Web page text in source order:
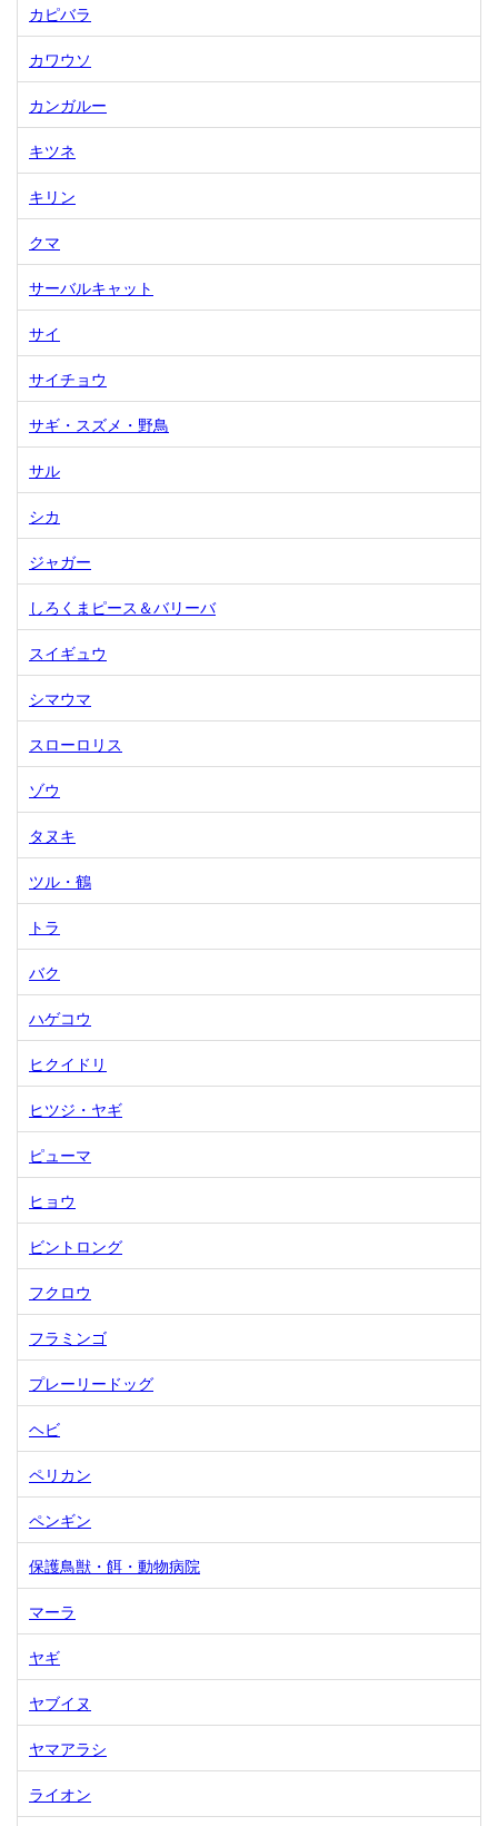
カピバラ
カワウソ
カンガルー
キツネ
キリン
クマ
サーバルキャット
サイ
サイチョウ
サギ・スズメ・野鳥
サル
シカ
ジャガー
しろくまピース＆バリーバ
スイギュウ
シマウマ
スローロリス
ゾウ
タヌキ
ツル・鶴
トラ
バク
ハゲコウ
ヒクイドリ
ヒツジ・ヤギ
ピューマ
ヒョウ
ビントロング
フクロウ
フラミンゴ
プレーリードッグ
ヘビ
ペリカン
ペンギン
保護鳥獣・餌・動物病院
マーラ
ヤギ
ヤブイヌ
ヤマアラシ
ライオン